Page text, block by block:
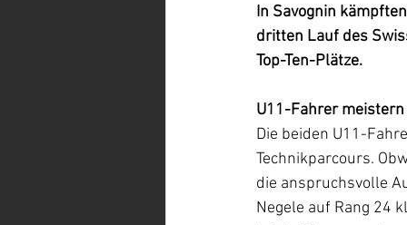
In Savognin
dritten Lauf des
Top-Ten-Plätze.
U11-Fahrer
Die beiden U11-
Technikparcours.
die anspruchsvolle
Negele auf Rang 24